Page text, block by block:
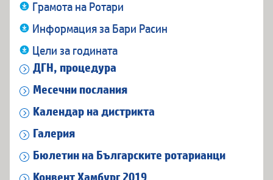
ДГН, процедура
Месечни послания
Календар на дистрикта
Галерия
Бюлетин на Българските ротарианци
Конвент Хамбург 2019
Грамота на Ротари
Информация за Бари Расин
Цели за годината